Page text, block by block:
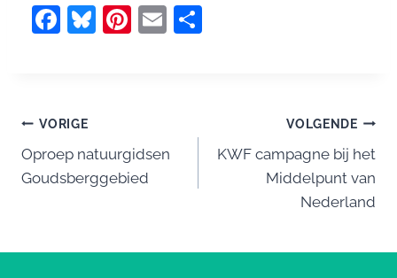
F
b
o
o
Bl Pi E
Bericht
navigatie
VORIGE
Oproep natuurgidsen
Goudsberggebied
VOLGENDE
KWF campagne bij het
Middelpunt van
Nederland